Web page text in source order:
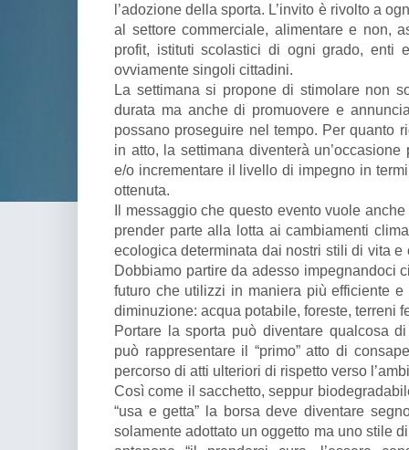
l’adozione della sporta. L’invito è rivolto a
al settore commerciale, alimentare e non,
profit, istituti scolastici di ogni grado, enti
ovviamente singoli cittadini.
La settimana si propone di stimolare non
durata ma anche di promuovere e
possano proseguire nel tempo. Per quanto
in atto, la settimana diventerà
e/o incrementare il livello di impegno in
ottenuta.
Il messaggio che questo evento vuole
prender parte alla lotta ai cambiamenti
ecologica determinata dai nostri stili di vita e
Dobbiamo partire da adesso impegnandoci
futuro che utilizzi in maniera più efficiente
diminuzione: acqua potabile, foreste, terreni
Portare la sporta può diventare qualcosa
può rappresentare il “primo” atto di
percorso di atti ulteriori di rispetto verso
Così come il sacchetto, seppur
“usa e getta” la borsa deve diventare
solamente adottato un oggetto ma uno stile